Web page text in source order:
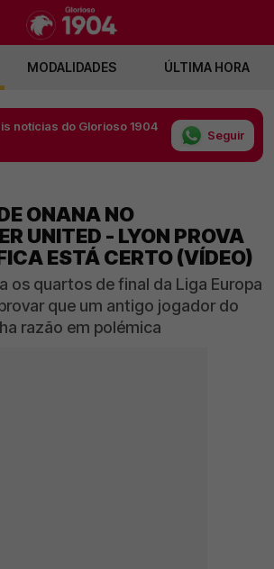
MODALIDADES ÚLTIMA HORA
notícias do Glorioso 1904
Seguir
ONANA NO
UNITED - LYON PROVA
ESTÁ CERTO (VÍDEO)
os quartos de final da Liga Europa
que um antigo jogador do
razão em polémica